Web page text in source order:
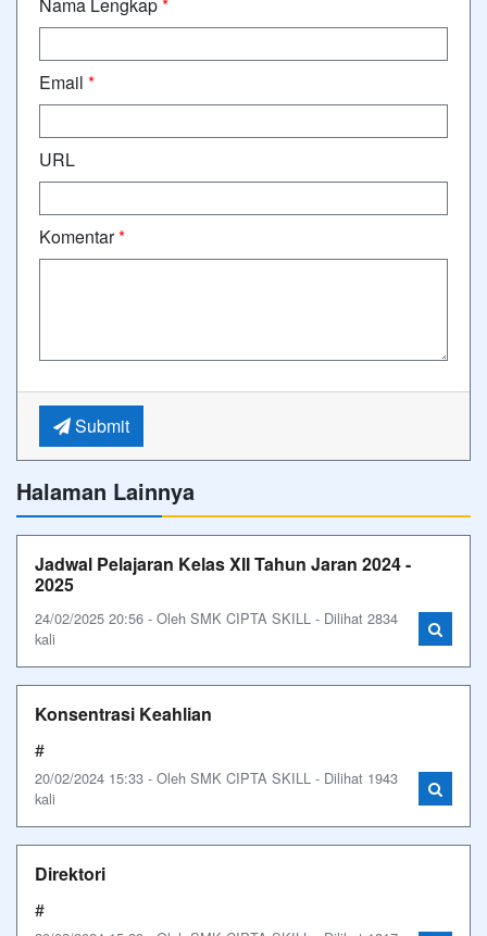
Email *
URL
Komentar*
Submit
Halaman Lainnya
Jadwal Pelajaran Kelas XII Tahun Jaran 2024 -
2025
24/02/2025 20:56 - Oleh SMK CIPTA SKILL - Dilihat 2834
kali
Konsentrasi Keahlian
#
20/02/2024 15:33 - Oleh SMK CIPTA SKILL - Dilihat 1943
kali
Direktori
#